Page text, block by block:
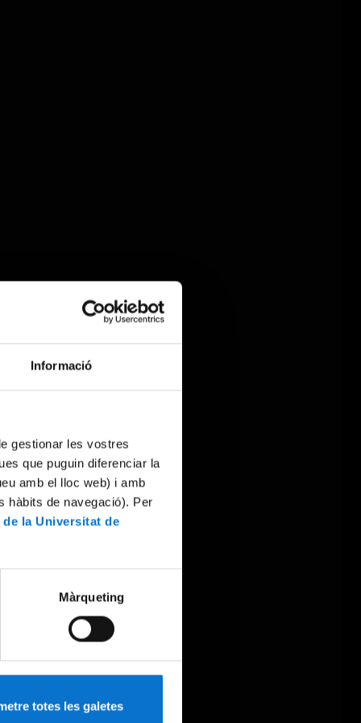
Informació
gestionar les vostres
que puguin diferenciar la
amb el lloc web) i amb
hàbits de navegació). Per
la Universitat de
Màrqueting
totes les galetes